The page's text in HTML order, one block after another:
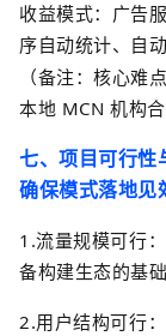
收益模式：广告
序自动统计、自
（备注：核心难点
本地 MCN机构合
七、项目可行性
确保模式落地见
1.流量规模可行：
备构建生态的基础
2.用户结构可行